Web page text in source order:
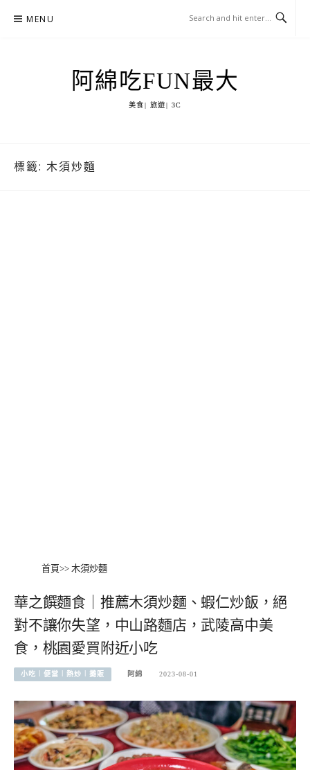
MENU
阿綿吃FUN最大
美食| 旅遊| 3C
標籤: 木須炒麵
首頁>> 木須炒麵
華之饌麵食｜推薦木須炒麵、蝦仁炒飯，絕
對不讓你失望，中山路麵店，武陵高中美
食，桃園愛買附近小吃
小吃︱便當︱熱炒︱攤販 阿綿 2023-08-01